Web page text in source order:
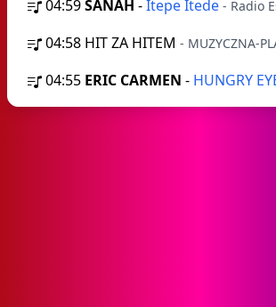
04:59SANAH -Itepe Itede - Radio
04:58 HIT ZA HITEM - MUZYCZNA-
04:55 ERIC CARMEN - HUNGRY